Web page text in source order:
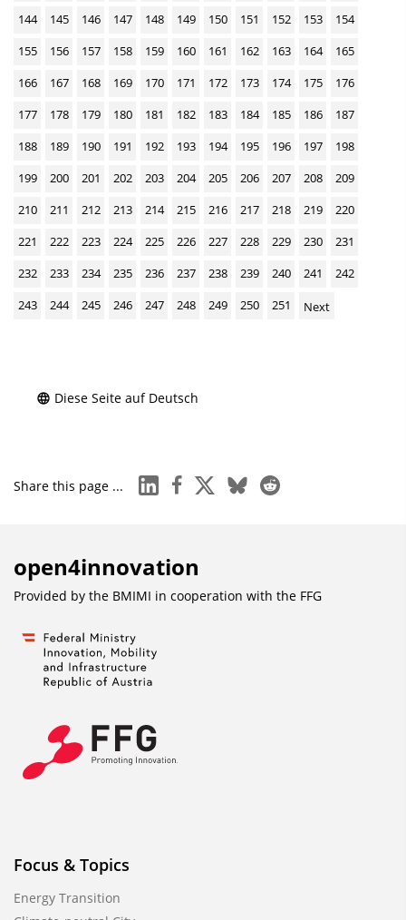
s
144
145 146 147 148 149 150 151 152 153
154
155
156 157 158 159 160 161 162 163 164
165
166
167 168 169 170 171 172 173 174 175
176
177
178 179 180 181 182 183 184 185 186
187
188
189 190 191 192 193 194 195 196 197
198
199
200 201 202 203 204 205 206 207 208
209
210
211 212 213 214 215 216 217 218 219
220
221
222 223 224 225 226 227 228 229 230
231
232
233 234 235 236 237 238 239 240 241
242
243
244 245 246 247 248 249 250 251 Next
Diese Seite auf Deutsch
Share this page ... linkedinfacebook
x blueskyreddit
open4innovation
Provided by the BMIMI in cooperation with the FFG
Focus & Topics
Energy Transition